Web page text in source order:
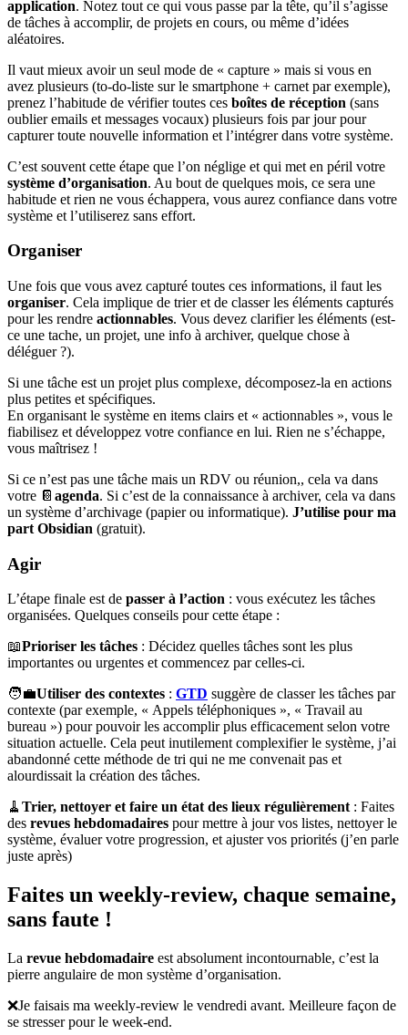
application. Notez tout ce qui vous passe par la tête, qu’il s’agisse
de tâches à accomplir, de projets en cours, ou même d’idées
aléatoires.
Il vaut mieux avoir un seul mode de « capture » mais si vous en
avez plusieurs (to-do-liste sur le smartphone + carnet par exemple),
prenez l’habitude de vérifier toutes ces boîtes de réception (sans
oublier emails et messages vocaux) plusieurs fois par jour pour
capturer toute nouvelle information et l’intégrer dans votre système.
C’est souvent cette étape que l’on néglige et qui met en péril votre
système d’organisation. Au bout de quelques mois, ce sera une
habitude et rien ne vous échappera, vous aurez confiance dans votre
système et l’utiliserez sans effort.
Organiser
Une fois que vous avez capturé toutes ces informations, il faut les
organiser. Cela implique de trier et de classer les éléments capturés
pour les rendre actionnables. Vous devez clarifier les éléments (est-
ce une tache, un projet, une info à archiver, quelque chose à
déléguer ?).
Si une tâche est un projet plus complexe, décomposez-la en actions
plus petites et spécifiques.
En organisant le système en items clairs et « actionnables », vous le
fiabilisez et développez votre confiance en lui. Rien ne s’échappe,
vous maîtrisez !
Si ce n’est pas une tâche mais un RDV ou réunion,, cela va dans
votre 📔 agenda. Si c’est de la connaissance à archiver, cela va dans
un système d’archivage (papier ou informatique). J’utilise pour ma
part Obsidian (gratuit).
Agir
L’étape finale est de passer à l’action : vous exécutez les tâches
organisées. Quelques conseils pour cette étape :
📖Prioriser les tâches : Décidez quelles tâches sont les plus
importantes ou urgentes et commencez par celles-ci.
🧑‍💼Utiliser des contextes : GTD suggère de classer les tâches par
contexte (par exemple, « Appels téléphoniques », « Travail au
bureau ») pour pouvoir les accomplir plus efficacement selon votre
situation actuelle. Cela peut inutilement complexifier le système, j’ai
abandonné cette méthode de tri qui ne me convenait pas et
alourdissait la création des tâches.
🧹 Trier, nettoyer et faire un état des lieux régulièrement : Faites
des revues hebdomadaires pour mettre à jour vos listes, nettoyer le
système, évaluer votre progression, et ajuster vos priorités (j’en parle
juste après)
Faites un weekly-review, chaque semaine,
sans faute !
La revue hebdomadaire est absolument incontournable, c’est la
pierre angulaire de mon système d’organisation.
❌Je faisais ma weekly-review le vendredi avant. Meilleure façon de
se stresser pour le week-end.